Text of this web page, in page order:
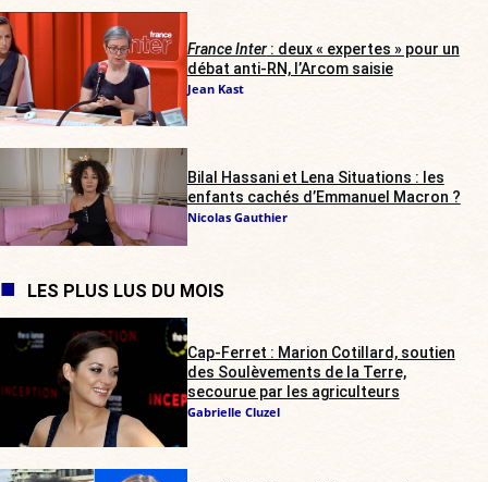
France Inter: deux « expertes » pour un
débat anti-RN, l’Arcom saisie
Jean Kast
Bilal Hassani et Lena Situations : les
enfants cachés d’Emmanuel Macron ?
Nicolas Gauthier
LES PLUS LUS DU MOIS
Cap-Ferret : Marion Cotillard, soutien
des Soulèvements de la Terre,
secourue par les agriculteurs
Gabrielle Cluzel